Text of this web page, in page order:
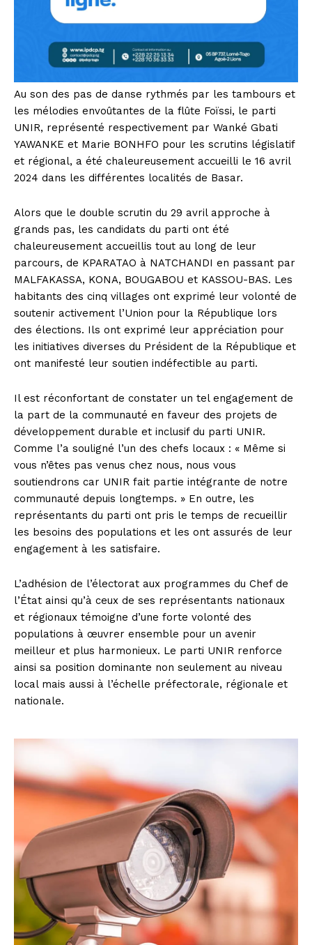
Au son des pas de danse rythmés par les tambours et
les mélodies envoûtantes de la flûte Foïssi, le parti
UNIR, représenté respectivement par Wanké Gbati
YAWANKE et Marie BONHFO pour les scrutins législatif
et régional, a été chaleureusement accueilli le 16 avril
2024 dans les différentes localités de Basar.
Alors que le double scrutin du 29 avril approche à
grands pas, les candidats du parti ont été
chaleureusement accueillis tout au long de leur
parcours, de KPARATAO à NATCHANDI en passant par
MALFAKASSA, KONA, BOUGABOU et KASSOU-BAS. Les
habitants des cinq villages ont exprimé leur volonté de
soutenir activement l’Union pour la République lors
des élections. Ils ont exprimé leur appréciation pour
les initiatives diverses du Président de la République et
ont manifesté leur soutien indéfectible au parti.
Il est réconfortant de constater un tel engagement de
la part de la communauté en faveur des projets de
développement durable et inclusif du parti UNIR.
Comme l’a souligné l’un des chefs locaux : « Même si
vous n’êtes pas venus chez nous, nous vous
soutiendrons car UNIR fait partie intégrante de notre
communauté depuis longtemps. » En outre, les
représentants du parti ont pris le temps de recueillir
les besoins des populations et les ont assurés de leur
engagement à les satisfaire.
L’adhésion de l’électorat aux programmes du Chef de
l’État ainsi qu’à ceux de ses représentants nationaux
et régionaux témoigne d’une forte volonté des
populations à œuvrer ensemble pour un avenir
meilleur et plus harmonieux. Le parti UNIR renforce
ainsi sa position dominante non seulement au niveau
local mais aussi à l’échelle préfectorale, régionale et
nationale.